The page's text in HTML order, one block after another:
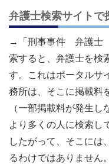
弁護士検索サイトで
→「刑事事件 弁護士
索すると、弁護士を検
す。これはポータルサ
務所は、そこに掲載料
（一部掲載料が発生し
より多くの人に検索し
したがって、そこには
るわけではありません。